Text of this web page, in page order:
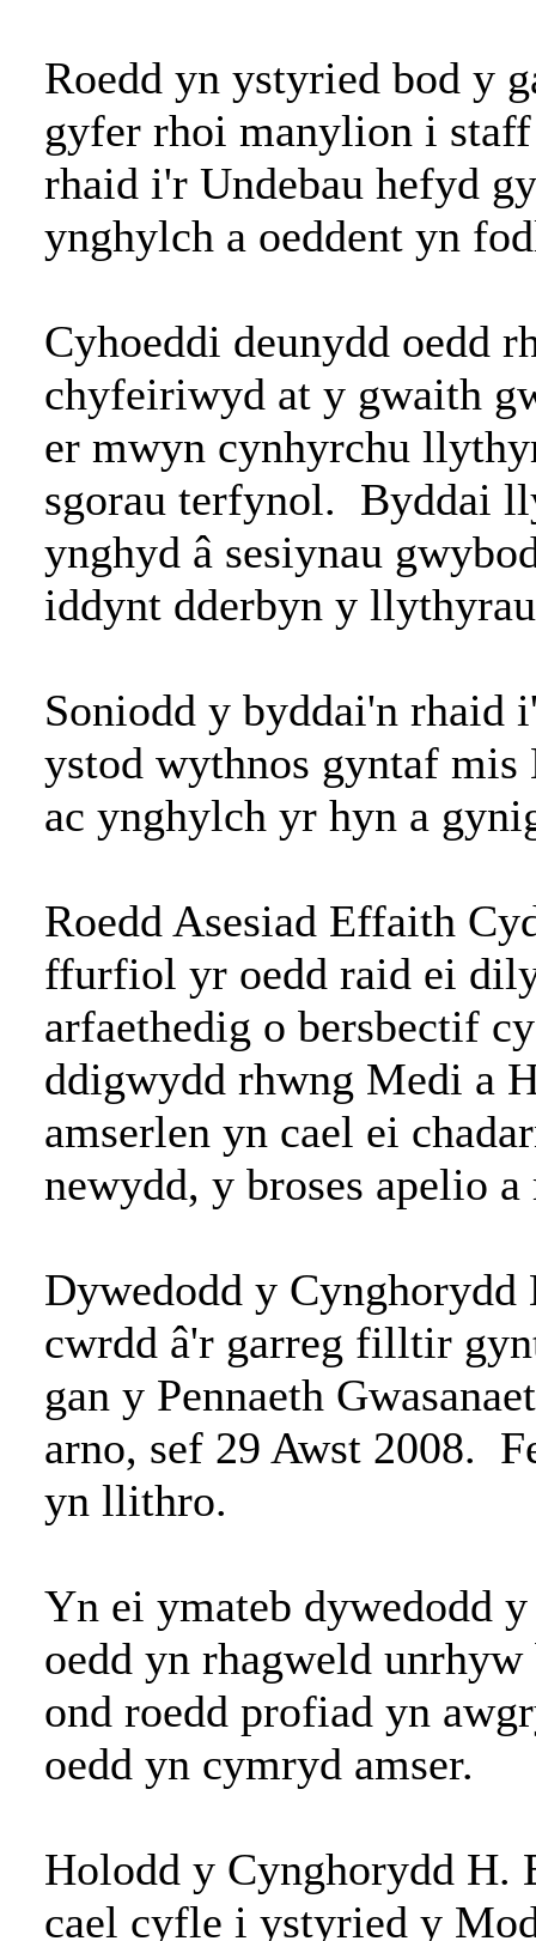
Roedd yn ystyried bod y
gyfer rhoi manylion i
rhaid i'r Undebau hefyd
ynghylch a oeddent yn
Cyhoeddi deunydd oedd
chyfeiriwyd at y gwaith
er mwyn cynhyrchu
sgorau terfynol. Byddai
ynghyd â sesiynau
iddynt dderbyn y
Soniodd y byddai'n rhaid
ystod wythnos gyntaf
ac ynghylch yr hyn a
Roedd Asesiad Effaith
ffurfiol yr oedd raid ei
arfaethedig o bersbectif
ddigwydd rhwng Medi a
amserlen yn cael ei
newydd, y broses apelio
Dywedodd y Cynghorydd
cwrdd â'r garreg filltir
gan y Pennaeth
arno, sef 29 Awst 2008.
yn llithro.
Yn ei ymateb dywedodd
oedd yn rhagweld
ond roedd profiad yn
oedd yn cymryd amser.
Holodd y Cynghorydd H.
cael cyfle i ystyried y